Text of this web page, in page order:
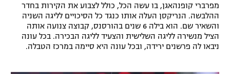
מפרברי קופנהאגן, בו עשה הכל, כולל לצבוע את הקירות בחדר
ההלבשה. הנריקסן העלה אותו כנגד כל הסיכויים לליגה השניה
והשאיר שם. הוא בילה 6 שנים בהורסנס, קבוצה צנועה אותה
הציל מנשירה לליגה השלישית והצעיד לליגה הבכירה. בכל עונה
ניבאו לה פרשנים ירידה, ובכל עונה היא סיימה במרכז הטבלה.